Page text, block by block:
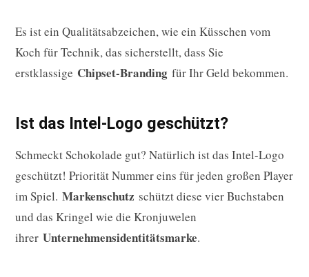
Es ist ein Qualitätsabzeichen, wie ein Küsschen vom
Koch für Technik, das sicherstellt, dass Sie
erstklassige Chipset-Branding für Ihr Geld bekommen.
Ist das Intel-Logo geschützt?
Schmeckt Schokolade gut? Natürlich ist das Intel-Logo
geschützt! Priorität Nummer eins für jeden großen Player
im Spiel. Markenschutz schützt diese vier Buchstaben
und das Kringel wie die Kronjuwelen
ihrer Unternehmensidentitätsmarke.